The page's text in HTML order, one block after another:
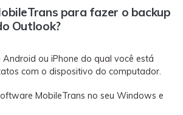
para fazer o backup
Outlook?
Android ou iPhone do qual você está
com o dispositivo do computador.
MobileTrans no seu Windows e